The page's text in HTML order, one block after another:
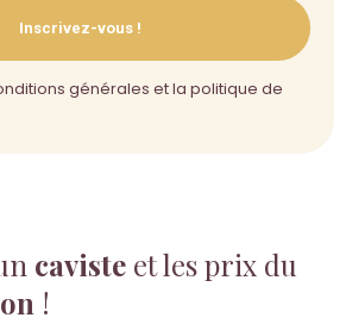
caviste et les prix du
!
Inscrivez-vous !
générales et la politique de